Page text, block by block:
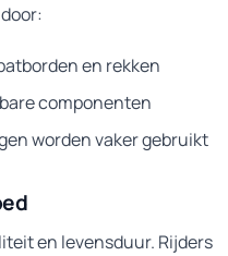
en rekken
componenten
worden vaker gebruikt
en levensduur. Rijders